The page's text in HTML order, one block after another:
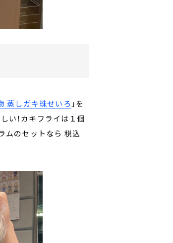
蒸しガキ珠せいろ 」を
い！カキフライは１個
ムのセットなら 税込